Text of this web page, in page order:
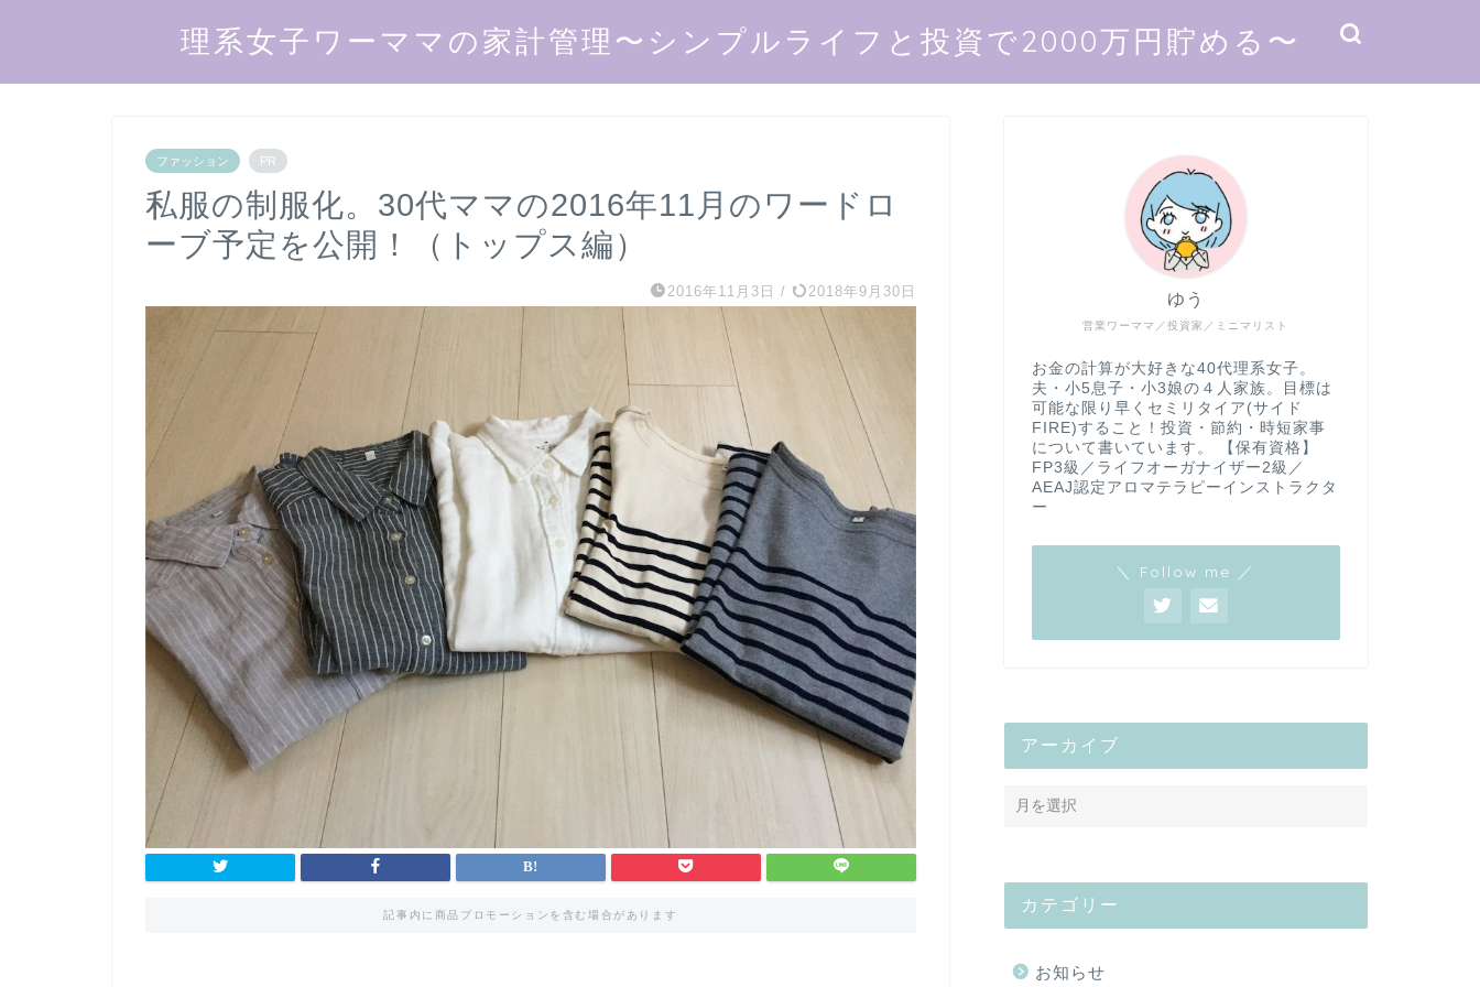
理系女子ワーママの家計管理〜シンプルライフと投資で2000万円貯める〜
ファッション PR
私服の制服化。30代ママの2016年11月のワードロ
ーブ予定を公開！（トップス編）
2016年11月3日 / 2018年9月30日
記事内に商品プロモーションを含む場合があります
営業ワーママ／投資家／ミニマリスト
ゆう
お金の計算が大好きな40代理系女子。
夫・小5息子・小3娘の４人家族。目標は
可能な限り早くセミリタイア(サイド
FIRE)すること！投資・節約・時短家事
について書いています。 【保有資格】
FP3級／ライフオーガナイザー2級／
AEAJ認定アロマテラピーインストラクタ
ー
＼ Follow me ／
アーカイブ
カテゴリー
お知らせ